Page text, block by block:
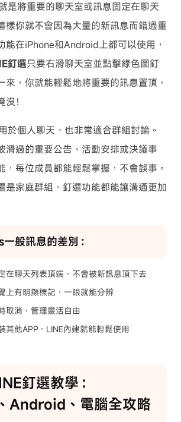
是將重要的聊天室或訊息固定在聊天
樣你就不會因為大量的新訊息而錯過重
能在iPhone和Android上都可以使用，
釘選只要右滑聊天室並點擊綠色圖釘
來，你就能輕鬆地將重要的訊息置頂，
！
於個人聊天，也非常適合群組討論。
滑過的重要公告、活動安排或決議事
，每位成員都能輕鬆掌握，不會誤事。
是家庭群組，釘選功能都能讓溝通更加
般訊息的差別：
在聊天列表頂端，不會被新訊息頂下去
上有明顯標記，一眼就能分辨
取消，管理靈活自由
其他APP，LINE內建就能輕鬆使用
釘選教學：
Android、電腦全攻略